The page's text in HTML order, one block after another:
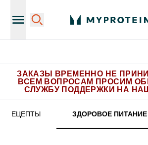
ЗАКАЗЫ ВРЕМЕННО НЕ
ВСЕМ ВОПРОСАМ ПРОСИМ
СЛУЖБУ ПОДДЕРЖКИ НА
РЕЦЕПТЫ ЗДОРОВОЕ ПИТАНИЕ